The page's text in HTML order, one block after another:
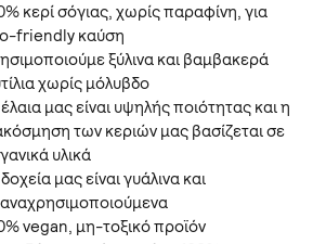
κερί σόγιας, χωρίς παραφίνη, για
friendly καύση
ξύλινα και βαμβακερά
χωρίς μόλυβδο
μας είναι υψηλής ποιότητας και η
των κεριών μας βασίζεται σε
υλικά
μας είναι γυάλινα και
vegan, μη-τοξικό προϊόν